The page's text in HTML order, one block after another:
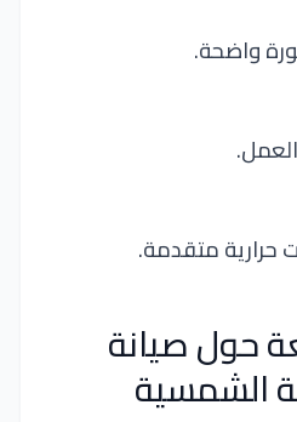
واضحة.
حرارية متقدمة.
حول صيانة
الشمسية